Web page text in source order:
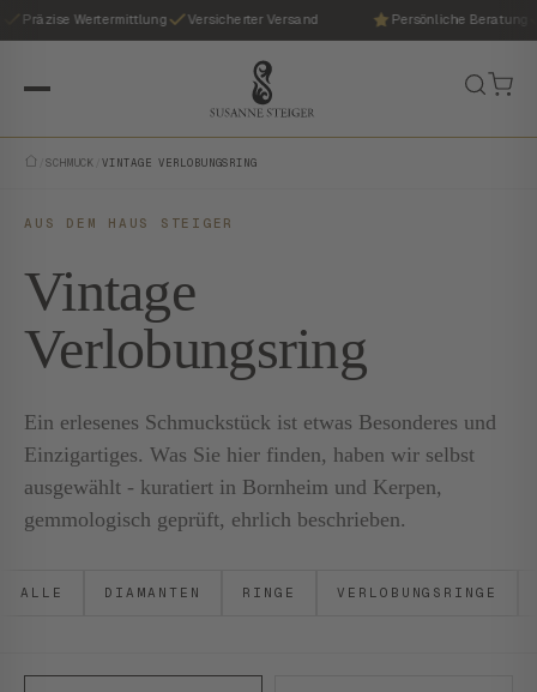
Präzise Wertermittlung Versicherter Versand Persönliche Beratung
SCHMUCK /VINTAGE VERLOBUNGSRING
AUS DEM HAUS STEIGER
Vintage
Verlobungsring
Ein erlesenes Schmuckstück ist etwas Besonderes und
Einzigartiges. Was Sie hier finden, haben wir selbst
ausgewählt - kuratiert in Bornheim und Kerpen,
gemmologisch geprüft, ehrlich beschrieben.
ALLE DIAMANTEN RINGE VERLOBUNGSRINGE